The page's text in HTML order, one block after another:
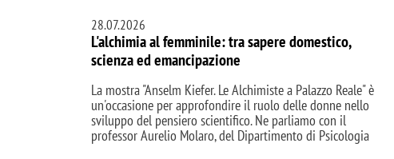
28.07.2026
L'alchimia al femminile: tra sapere domestico,
scienza ed emancipazione
La mostra "Anselm Kiefer. Le Alchimiste a Palazzo Reale" è
un'occasione per approfondire il ruolo delle donne nello
sviluppo del pensiero scientifico. Ne parliamo con il
professor Aurelio Molaro, del Dipartimento di Psicologia